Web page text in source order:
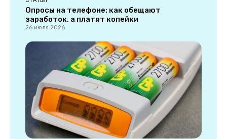
Опросы на телефоне: как обещают
заработок, а платят копейки
26 июля 2026